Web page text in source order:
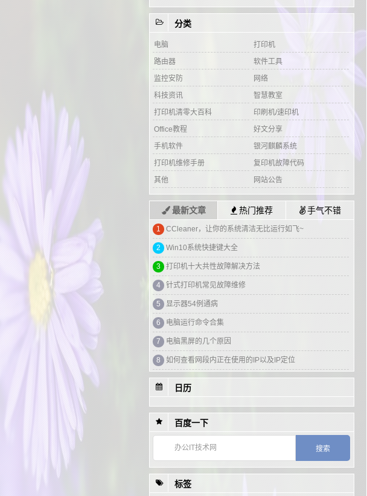
分类
电脑
打印机
路由器
软件工具
监控安防
网络
科技资讯
智慧教室
打印机清零大百科
印刷机/速印机
Office教程
好文分享
手机软件
银河麒麟系统
打印机维修手册
复印机故障代码
其他
网站公告
最新文章 热门推荐 手气不错
1 富士施乐P268打印机硒鼓重置及加粉清零方法
2 联想lj2405墨粉灯常亮清零方法
3 关注本站 微信搜索：办公IT技术网
4 联想 M7605D 打印机清零操作详细步骤
5 WIN7-WIN10-WIN11纯净装机系统镜像，附带重装系统教程！
6 戴尔g3外星人控制中心 下载安装方法
7 海康威视摄像头出现花屏竖纹 解决方法
8 多媒体教学一体机显示未输入信号 解决方法
1 WPS专业版无广告附带永久激活秘钥
投影仪维修 投影仪常见问题故障的解决办法
联想打印机恢复出厂状态及打印测试页的方法
5 如何取消win10开机密码？
6 京瓷打印机使用非原装粉盒 报错 E- 的解决方法
日历
百度一下
标签